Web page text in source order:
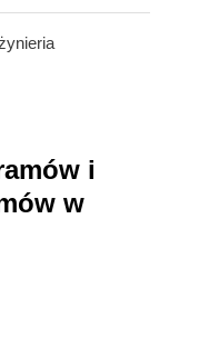
i
w